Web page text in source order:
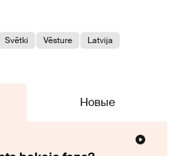
Svētki Vēsture
Latvija
Новые